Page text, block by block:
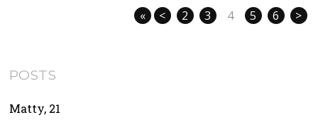
« < 2 3 4 5 6 >
POSTS
Matty, 21